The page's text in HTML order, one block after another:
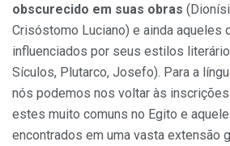
obscurecido em suas obras
Crisóstomo Luciano) e ainda aqueles
influenciados por seus estilos
Sículos, Plutarco, Josefo). Para a
nós podemos nos voltar às
estes muito comuns no Egito e
encontrados em uma vasta extensão